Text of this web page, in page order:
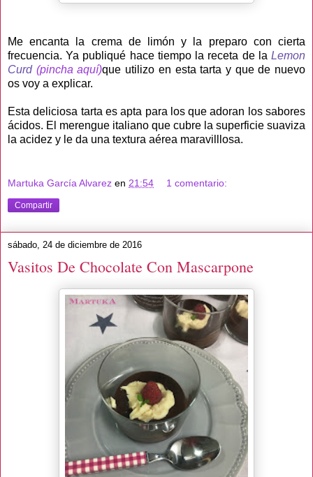
Me encanta la crema de limón y la preparo con cierta
frecuencia. Ya publiqué hace tiempo la receta de la Lemon
Curd (pincha aquí)que utilizo en esta tarta y que de nuevo
os voy a explicar.
Esta deliciosa tarta es apta para los que adoran los sabores
ácidos. El merengue italiano que cubre la superficie suaviza
la acidez y le da una textura aérea maravilllosa.
Martuka García Alvarez en 21:54 1 comentario:
Compartir
sábado, 24 de diciembre de 2016
Vasitos De Chocolate Con Mascarpone